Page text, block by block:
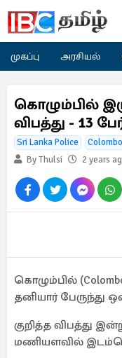
முகப்பு அரசியல்
கொழும்பில்
விபத்து - 13
Sri Lanka Police Colombo
By Thulsi
2 years
கொழும்பில்
தனியார் பேருந்து
குறித்த விபத்து
மணியளவில்